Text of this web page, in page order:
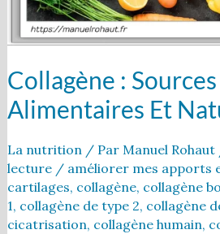
Collagène : Sources
Alimentaires Et
La nutrition/ Par Manuel Rohaut
lecture/ améliorer mes apports
cartilages, collagène, collagène
1, collagène de type 2, collagène
cicatrisation, collagène humain,